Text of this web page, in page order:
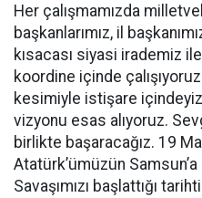
Her çalışmamızda
başkanlarımız, il
kısacası siyasi irademiz
koordine içinde
kesimiyle istişare
vizyonu esas alıyoruz.
birlikte başaracağız. 19
Atatürk’ümüzün Samsun’a
Savaşımızı başlattığı